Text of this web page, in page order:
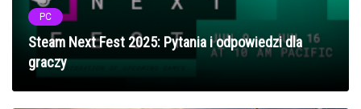
PC
Steam Next Fest 2025: Pytania i odpowiedzi dla
graczy